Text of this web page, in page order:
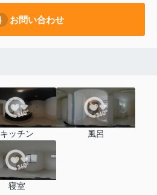
お問い合わせ
キッチン 風呂
寝室